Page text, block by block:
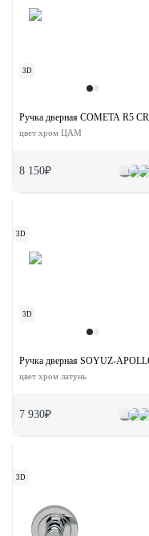
3D
Ручка дверная COMETA R5
цвет хром ЦАМ
8 150₽
3D
3D
Ручка дверная SOYUZ-
цвет хром латунь
7 930₽
3D